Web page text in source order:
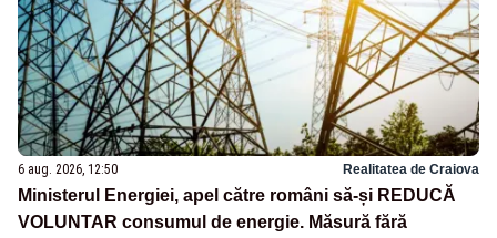
6 aug. 2026, 12:50 Realitatea de Craiova
Ministerul Energiei, apel către români să-și REDUCĂ
VOLUNTAR consumul de energie. Măsură fără